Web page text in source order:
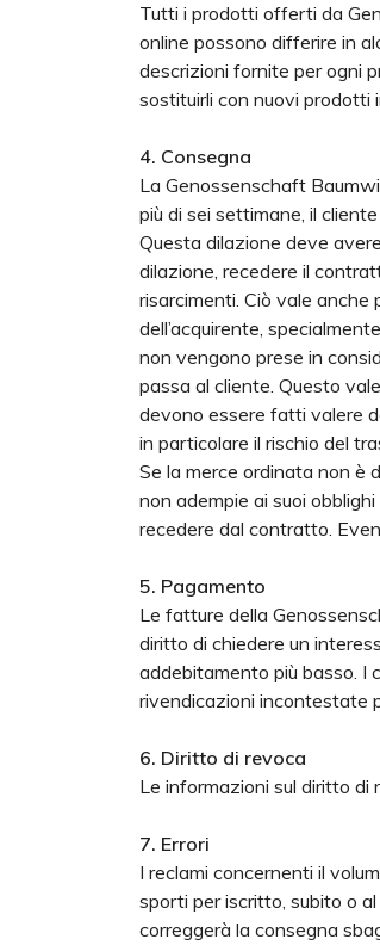
Tutti i prodotti offerti da
online possono differire in
descrizioni fornite per ogni
sostituirli con nuovi prodotti
4. Consegna
La Genossenschaft
più di sei settimane, il
Questa dilazione deve
dilazione, recedere il
risarcimenti. Ciò vale
dell’acquirente,
non vengono prese in
passa al cliente. Questo
devono essere fatti valere
in particolare il rischio del
Se la merce ordinata non è
non adempie ai suoi
recedere dal contratto.
5. Pagamento
Le fatture della
diritto di chiedere un
addebitamento più basso. I
rivendicazioni incontestate
6. Diritto di revoca
Le informazioni sul diritto di
7. Errori
I reclami concernenti il
sporti per iscritto, subito o
correggerà la consegna